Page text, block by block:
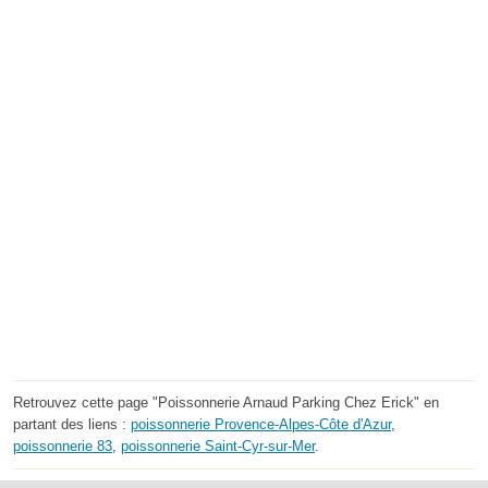
Retrouvez cette page "Poissonnerie Arnaud Parking Chez Erick" en
partant des liens : poissonnerie Provence-Alpes-Côte d'Azur,
poissonnerie 83 poissonnerie Saint-Cyr-sur-Mer.